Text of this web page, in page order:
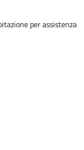
per assistenza